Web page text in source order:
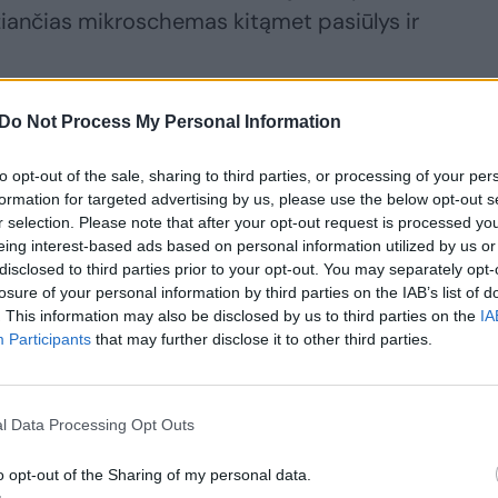
Do Not Process My Personal Information
opt-out of the sale, sharing to third parties, or processing of your
for targeted advertising by us, please use the below opt-out
selection. Please note that after your opt-out request is processed
interest-based ads based on personal information utilized by us
to third parties prior to your opt-out. You may separately
of your personal information by third parties on the IAB’s list of
This information may also be disclosed by us to third parties on the
Participants that may further disclose it to other third parties.
Data Processing Opt Outs
opt-out of the Sharing of my personal data.
mikroschemas kitąmet pasiūlys ir
„Apple“ renginys greičiausiai
į besikeičiančią situaciją rinkoje ir
autoritetą. Nenuostabu, kad
kompiuteriai nesulaukė rimtesnių
buvo sutelktas į „M3“ galimybes.
į integruotos grafikos plokštės
žaidimams, video montavimui ir
Dėl pažangiosios 3nm
ir geresnės naujųjų kompiuterių
komentuoja „Telia“